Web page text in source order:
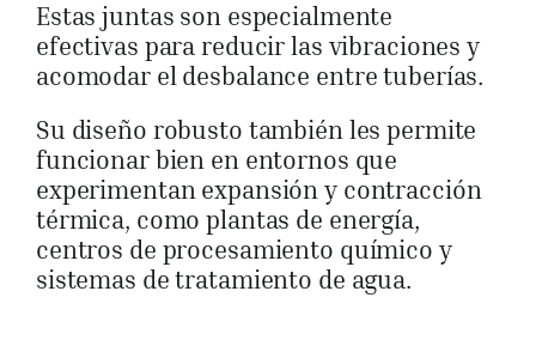
Estas juntas son especialmente
efectivas para reducir las vibraciones y
acomodar el desbalance entre tuberías.
Su diseño robusto también les permite
funcionar bien en entornos que
experimentan expansión y contracción
térmica, como plantas de energía,
centros de procesamiento químico y
sistemas de tratamiento de agua.